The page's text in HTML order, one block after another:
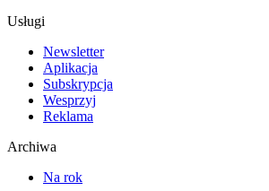
Usługi
Newsletter
Aplikacja
Subskrypcja
Wesprzyj
Reklama
Archiwa
Na rok